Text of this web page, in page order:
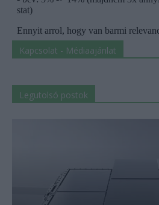
Kapcsolat - Médiaajánlat
Legutolsó postok